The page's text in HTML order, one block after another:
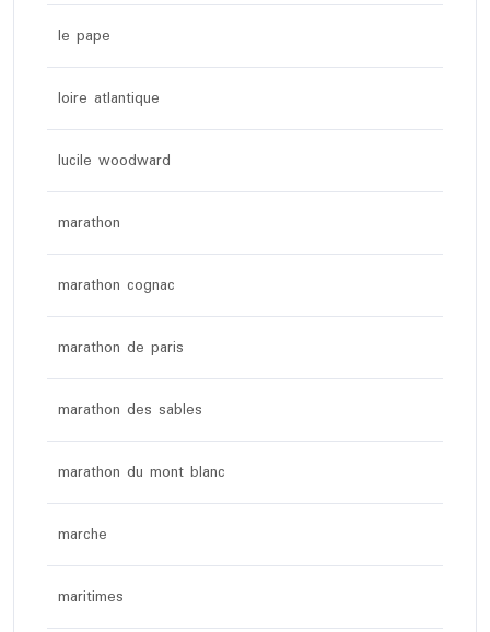
le pape
loire atlantique
lucile woodward
marathon
marathon cognac
marathon de paris
marathon des sables
marathon du mont blanc
marche
maritimes